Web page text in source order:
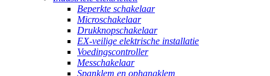
Beperkte schakelaar
Microschakelaar
Drukknopschakelaar
EX-veilige elektrische installatie
Voedingscontroller
Messchakelaar
Spanklem en ophangklem